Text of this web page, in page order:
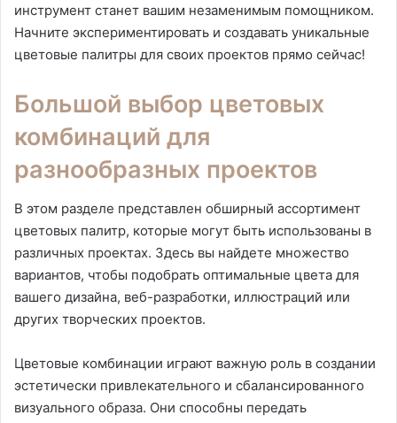
инструмент станет вашим незаменимым помощником.
Начните экспериментировать и создавать уникальные
цветовые палитры для своих проектов прямо сейчас!
Большой выбор цветовых
комбинаций для
разнообразных проектов
В этом разделе представлен обширный ассортимент
цветовых палитр, которые могут быть использованы в
различных проектах. Здесь вы найдете множество
вариантов, чтобы подобрать оптимальные цвета для
вашего дизайна, веб-разработки, иллюстраций или
других творческих проектов.
Цветовые комбинации играют важную роль в создании
эстетически привлекательного и сбалансированного
визуального образа. Они способны передать